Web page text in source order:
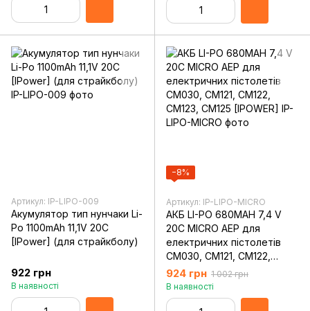
Артикул: IP-LIPO-009
Акумулятор тип нунчаки Li-
Po 1100mAh 11,1V 20C
[IPower] (для страйкболу)
922 грн
В наявності
−8%
Артикул: IP-LIPO-MICRO
АКБ LI-PO 680MAH 7,4 V
20C MICRO AEP для
електричних пістолетів
CM030, CM121, CM122,
CM123, CM125 [IPOWER]
924 грн 1 002 грн
В наявності